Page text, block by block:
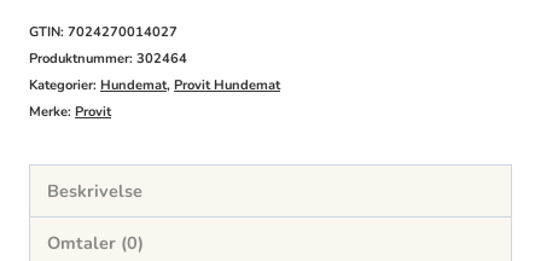
GTIN: 7024270014027
Produktnummer: 302464
Kategorier: Hundemat, Provit Hundemat
Merke: Provit
Beskrivelse
Omtaler (0)